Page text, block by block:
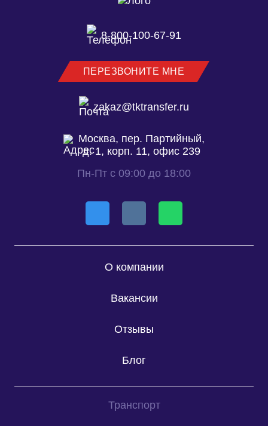
8-800-100-67-91
ПЕРЕЗВОНИТЕ МНЕ
zakaz@tktransfer.ru
Москва, пер. Партийный,
д. 1, корп. 11, офис 239
Пн-Пт с 09:00 до 18:00
О компании
Вакансии
Отзывы
Блог
Транспорт